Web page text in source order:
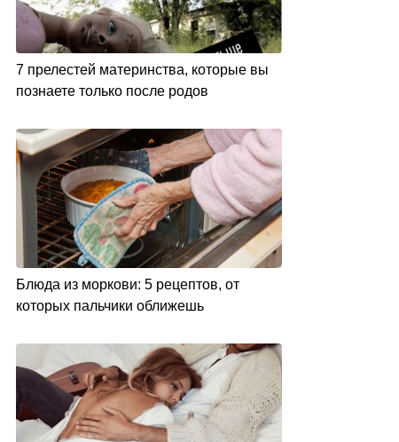
7 прелестей материнства, которые вы
познаете только после родов
Блюда из моркови: 5 рецептов, от
которых пальчики оближешь